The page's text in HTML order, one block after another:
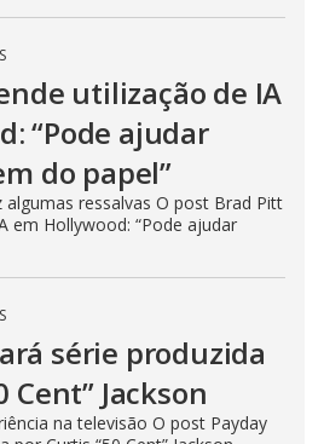
utilização de IA
“Pode ajudar
do papel”
ressalvas O post Brad Pitt
em Hollywood: “Pode ajudar
série produzida
Cent” Jackson
na televisão O post Payday